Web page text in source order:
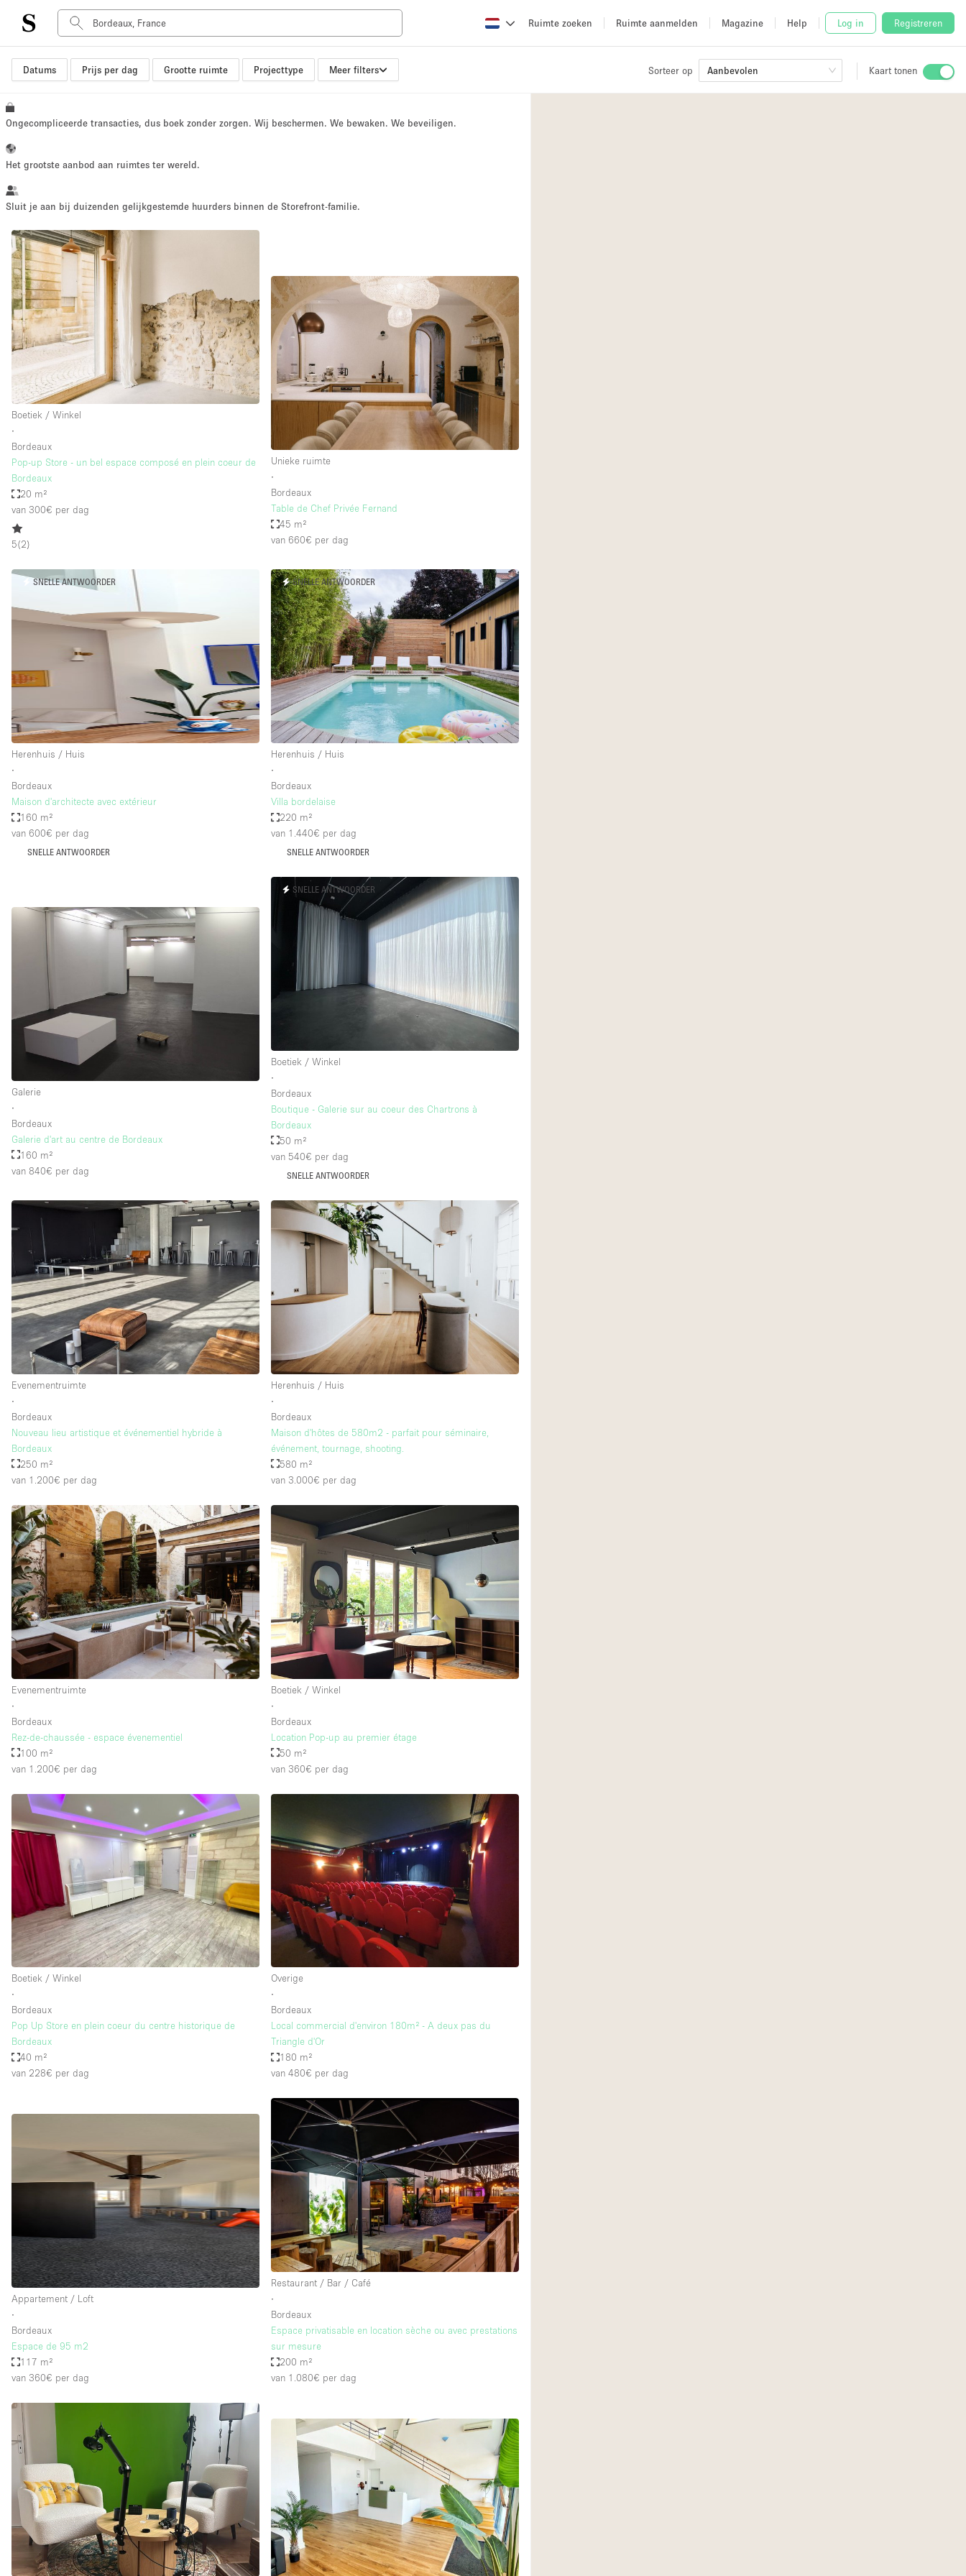
Ruimte zoeken Ruimte aanmelden Magazine Help Log in Registreren
Datums Prijs per dag Grootte ruimte Projecttype Meer filters Sorteer op Aanbevolen Kaart tonen
Type ruimte Advertentieruimte
Boot
Markt / Festival
Overige
Salon
Vergaderruimte
Airconditioning
Grote entree
Industrieel
Kantoorbenodigdheden
Kledingrek
Lift
Schitterend uitzicht
Tuin
Verwarming
Water Access
Verdieping/Toegang: Souterrain
Begane grond straatkant
Ongecompliceerde transacties, dus boek zonder zorgen. Wij beschermen. We bewaken. We beveiligen.
Het grootste aanbod aan ruimtes ter wereld.
Sluit je aan bij duizenden gelijkgestemde huurders binnen de Storefront-familie.
Boetiek / Winkel
∙
Bordeaux
Pop-up Store - un bel espace composé en plein coeur de
Bordeaux
20 m²
van 300€ per dag
5(2)
Unieke ruimte
∙
Bordeaux
Table de Chef Privée Fernand
45 m²
van 660€ per dag
SNELLE ANTWOORDER
Herenhuis / Huis
∙
Bordeaux
Maison d'architecte avec extérieur
160 m²
van 600€ per dag
SNELLE ANTWOORDER
SNELLE ANTWOORDER
Herenhuis / Huis
∙
Bordeaux
Villa bordelaise
220 m²
van 1.440€ per dag
SNELLE ANTWOORDER
Galerie
∙
Bordeaux
Galerie d'art au centre de Bordeaux
160 m²
van 840€ per dag
SNELLE ANTWOORDER
Boetiek / Winkel
∙
Bordeaux
Boutique - Galerie sur au coeur des Chartrons à
Bordeaux
50 m²
van 540€ per dag
SNELLE ANTWOORDER
Evenementruimte
∙
Bordeaux
Nouveau lieu artistique et événementiel hybride à
Bordeaux
250 m²
van 1.200€ per dag
Herenhuis / Huis
∙
Bordeaux
Maison d'hôtes de 580m2 - parfait pour séminaire,
événement, tournage, shooting.
580 m²
van 3.000€ per dag
Evenementruimte
∙
Bordeaux
Rez-de-chaussée - espace évenementiel
100 m²
van 1.200€ per dag
Boetiek / Winkel
∙
Bordeaux
Location Pop-up au premier étage
50 m²
van 360€ per dag
Boetiek / Winkel
∙
Bordeaux
Pop Up Store en plein coeur du centre historique de
Bordeaux
40 m²
van 228€ per dag
Overige
∙
Bordeaux
Local commercial d'environ 180m² - A deux pas du
Triangle d'Or
180 m²
van 480€ per dag
Appartement / Loft
∙
Bordeaux
Espace de 95 m2
117 m²
van 360€ per dag
Restaurant / Bar / Café
∙
Bordeaux
Espace privatisable en location sèche ou avec prestations
sur mesure
200 m²
van 1.080€ per dag